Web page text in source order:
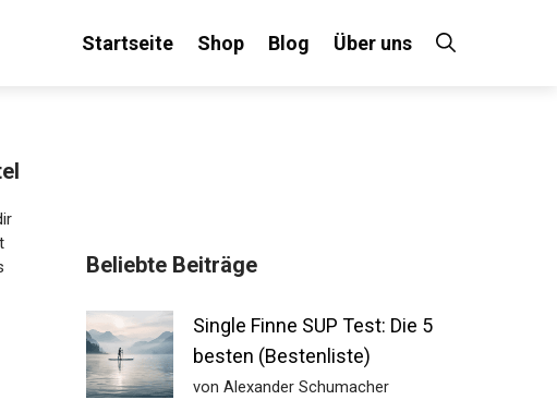
Startseite Shop Blog Über uns
Beliebte Beiträge
Single Finne SUP Test: Die 5
besten (Bestenliste)
von Alexander Schumacher
an!